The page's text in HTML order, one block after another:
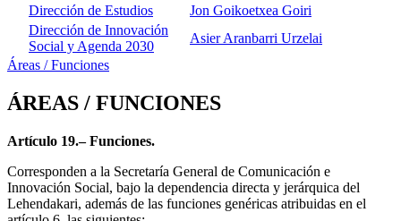
Dirección de Estudios
Jon Goikoetxea Goiri
Dirección de Innovación
Social y Agenda 2030
Asier Aranbarri Urzelai
Áreas / Funciones
ÁREAS / FUNCIONES
Artículo 19.– Funciones.
Corresponden a la Secretaría General de Comunicación e
Innovación Social, bajo la dependencia directa y jerárquica del
Lehendakari, además de las funciones genéricas atribuidas en el